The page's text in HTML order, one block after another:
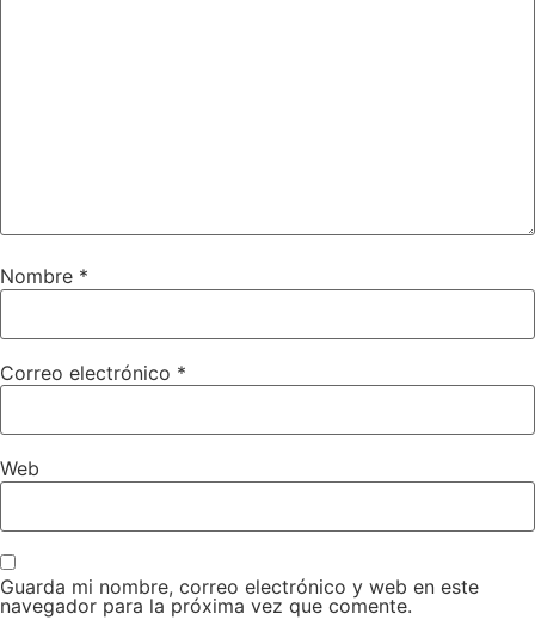
Nombre *
Correo electrónico *
Web
Guarda mi nombre, correo electrónico y web en este
navegador para la próxima vez que comente.